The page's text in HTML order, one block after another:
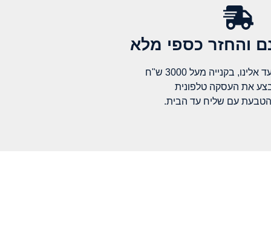
והחזר כספי מלא​
בקנייה מעל 3000 ש"ח
את העסקה טלפונית
עם שליח עד הבית.